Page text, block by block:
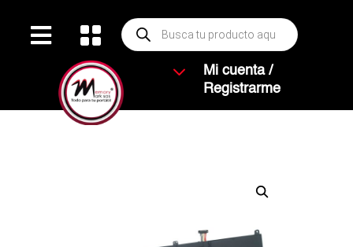
  Búsqueda
de
productos
3
Mi cuenta /
Registrarme